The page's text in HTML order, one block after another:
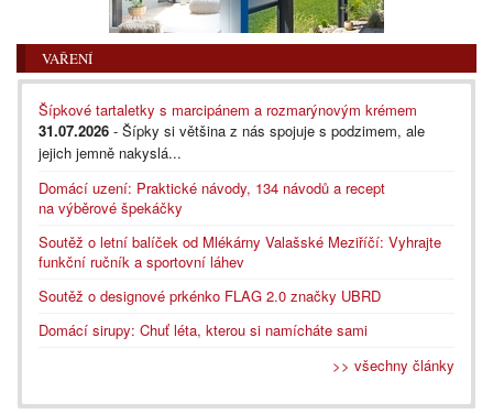
VAŘENÍ
Šípkové tartaletky s marcipánem a rozmarýnovým krémem
31.07.2026 - Šípky si většina z nás spojuje s podzimem, ale
jejich jemně nakyslá...
Domácí uzení: Praktické návody, 134 návodů a recept
na výběrové špekáčky
Soutěž o letní balíček od Mlékárny Valašské Meziříčí: Vyhrajte
funkční ručník a sportovní láhev
Soutěž o designové prkénko FLAG 2.0 značky UBRD
Domácí sirupy: Chuť léta, kterou si namícháte sami
>> všechny články